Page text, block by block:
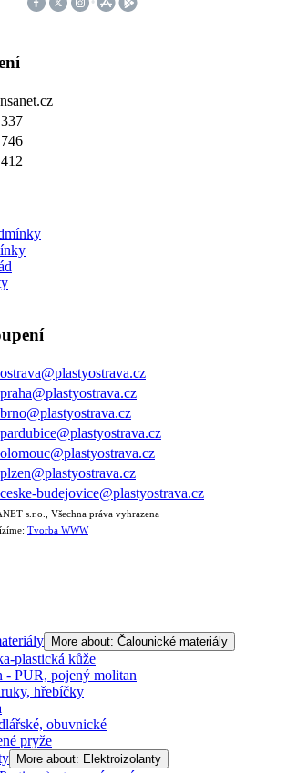
ostrava@plastyostrava.cz
praha@plastyostrava.cz
brno@plastyostrava.cz
pardubice@plastyostrava.cz
olomouc@plastyostrava.cz
plzen@plastyostrava.cz
ceske-budejovice@plastyostrava.cz
s.r.o., Všechna práva vyhrazena
Tvorba WWW
More about: Čalounické materiály
plastická kůže
- PUR, pojený molitan
hřebíčky
obuvnické
pryže
More about: Elektroizolanty